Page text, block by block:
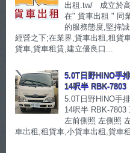
出租.tw/ 成立於
在" 貨車出租 " 同
的服務態度,堅持
經營之下;在業界,貨車出租,租貨
貨車,貨車租賃,建立優良口...
5.0T日野HINO手
14呎半 RBK-7803
5.0T日野HINO手
14呎半 RBK-7803
左前側照 左側照
車出租,租貨車,小貨車出租,貨車